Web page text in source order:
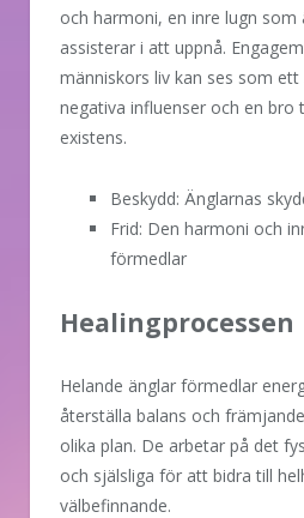
och harmoni, en inre lugn som
assisterar i att uppnå.
människors liv kan ses som
negativa influenser och en bro
existens.
Beskydd: Änglarnas
Frid: Den harmoni och
förmedlar
Healingprocessen
Helande änglar förmedlar
återställa balans och
olika plan. De arbetar på det
och själsliga för att bidra till
välbefinnande.